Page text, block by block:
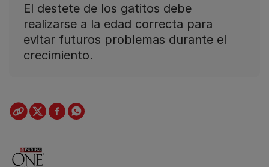
​​El destete de los gatitos debe
realizarse a la edad correcta para
evitar futuros problemas durante el
crecimiento.